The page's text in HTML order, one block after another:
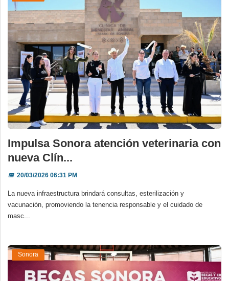
Impulsa Sonora atención veterinaria con
nueva Clín...
📅20/03/2026 06:31 PM
La nueva infraestructura brindará consultas, esterilización y
vacunación, promoviendo la tenencia responsable y el cuidado de
masc...
Sonora